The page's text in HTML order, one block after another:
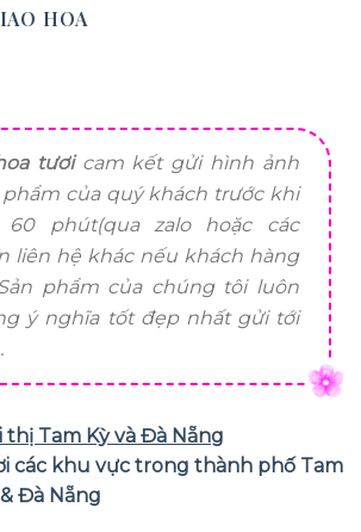
HOA
tươicam kết gửi hình ảnh
của quý khách trước khi
60 phút(qua zalo hoặc các
liên hệ khác nếu khách hàng
phẩm của chúng tôi luôn
ý nghĩa tốt đẹp nhất gửi tới
thị Tam Kỳ và Đà Nẵng
các khu vực trong thành phố Tam
Đà Nẵng